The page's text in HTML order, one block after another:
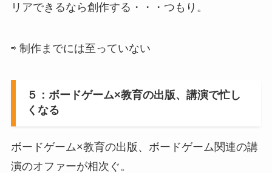
リアできるなら創作する・・・つもり。
⇨ 制作までには至っていない
５：ボードゲーム×教育の出版、講演で忙し
くなる
ボードゲーム×教育の出版、ボードゲーム関連の講
演のオファーが相次ぐ。